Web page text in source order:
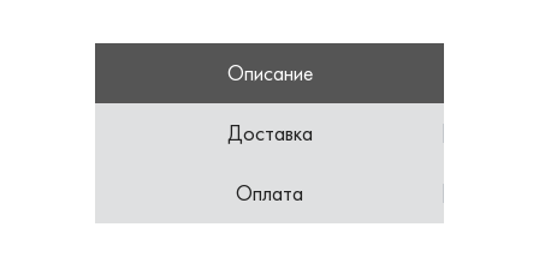
Описание
Доставка
Оплата